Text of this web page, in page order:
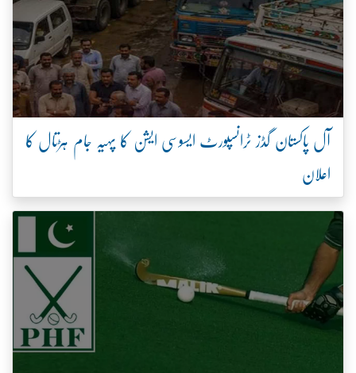
آل پاکستان گڈز ٹرانسپورٹ ایسوسی ایشن کا پہیہ جام ہڑتال کا
اعلان